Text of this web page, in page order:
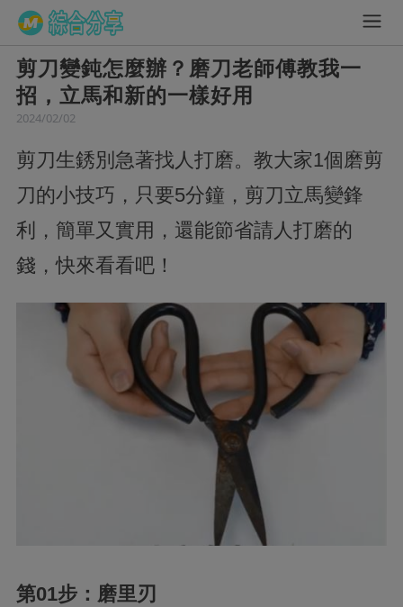
剪刀變鈍怎麼辦？磨刀老師傅教我一
招，立馬和新的一樣好用
2024/02/02
剪刀生銹別急著找人打磨。教大家1個磨剪
刀的小技巧，只要5分鐘，剪刀立馬變鋒
利，簡單又實用，還能節省請人打磨的
錢，快來看看吧！
第01步：磨里刃